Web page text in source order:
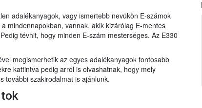
adalékanyagok, vagy ismertebb nevükön E-számok
mindennapokban, vannak, akik kizárólag E-mentes
tévhit, hogy minden E-szám mesterséges. Az E330
megismerhetik az egyes adalékanyagok fontosabb
kattintva pedig arról is olvashatnak, hogy mely
további szakirodalmat is ajánlunk.